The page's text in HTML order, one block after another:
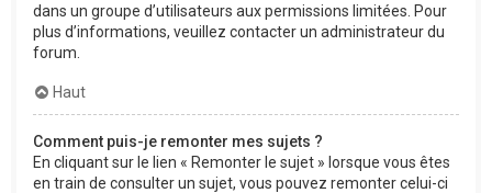
dans un groupe d’utilisateurs aux permissions limitées. Pour
plus d’informations, veuillez contacter un administrateur du
forum.
Haut
Comment puis-je remonter mes sujets ?
En cliquant sur le lien « Remonter le sujet » lorsque vous êtes
en train de consulter un sujet, vous pouvez remonter celui-ci